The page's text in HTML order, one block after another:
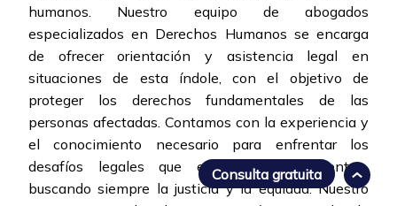
humanos. Nuestro equipo de abogados
especializados en Derechos Humanos se encarga
de ofrecer orientación y asistencia legal en
situaciones de esta índole, con el objetivo de
proteger los derechos fundamentales de las
personas afectadas. Contamos con la experiencia y
el conocimiento necesario para enfrentar los
desafíos legales que estos casos presentan,
buscando siempre la justicia y la equidad. Nuestro
Consulta gratuita